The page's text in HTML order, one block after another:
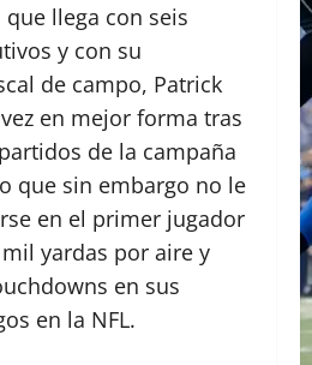
llega con seis
y con su
de campo, Patrick
en mejor forma tras
de la campaña
que sin embargo no le
en el primer jugador
yardas por aire y
en sus
en la NFL.